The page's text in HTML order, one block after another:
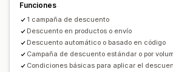
Gestión de descuentos
Herramienta de edición
Edición
Activadores y reglas
Descuentos por
Funciones
1 campaña de descuento
Descuento en productos o envío
Descuento automático o basado en código
Campaña de descuento estándar o por
Condiciones básicas para aplicar el